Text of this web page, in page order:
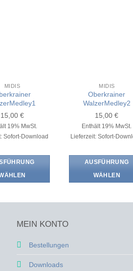
MIDIS
15,00 €
19% MwSt.
Sofort-Download
mehrere
auf.
Die
Optionen
MIDIS
Oberkrainer
WalzerMedley2
15,00€
Enthält 19% MwSt.
Lieferzeit: Sofort-
AUSFÜHRUNG
WÄHLEN
Die
MEIN KONTO
Bestellungen
Downloads